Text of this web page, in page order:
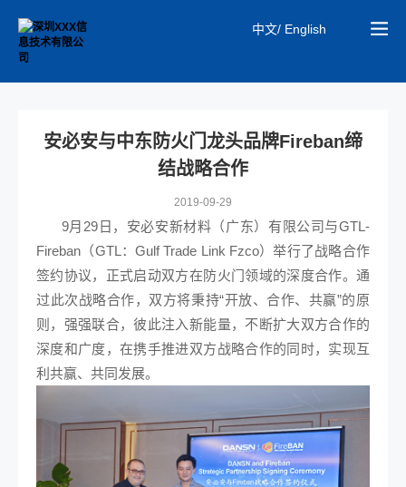
中文/ English
安必安与中东防火门龙头品牌Fireban缔
结战略合作
2019-09-29
9月29日， 安必安新材料（广东）有限公司与GTL-
Fireban（GTL：Gulf Trade Link Fzco）举行了战略合作
签约协议，正式启动双方在防火门领域的深度合作。通
过此次战略合作，双方将秉持“开放、合作、共赢”的原
则，强强联合，彼此注入新能量，不断扩大双方合作的
深度和广度，在携手推进双方战略合作的同时，实现互
利共赢、共同发展。